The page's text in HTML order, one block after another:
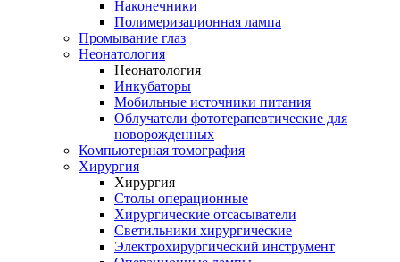
Наконечники
Полимеризационная лампа
Промывание глаз
Неонатология
Неонатология
Инкубаторы
Мобильные источники питания
Облучатели фототерапевтические для
новорожденных
Компьютерная томография
Хирургия
Хирургия
Столы операционные
Хирургические отсасыватели
Светильники хирургические
Электрохирургический инструмент